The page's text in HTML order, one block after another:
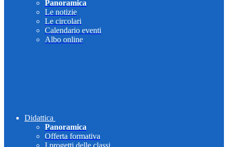
Panoramica
Le notizie
Le circolari
Calendario eventi
Albo online
Didattica
Panoramica
Offerta formativa